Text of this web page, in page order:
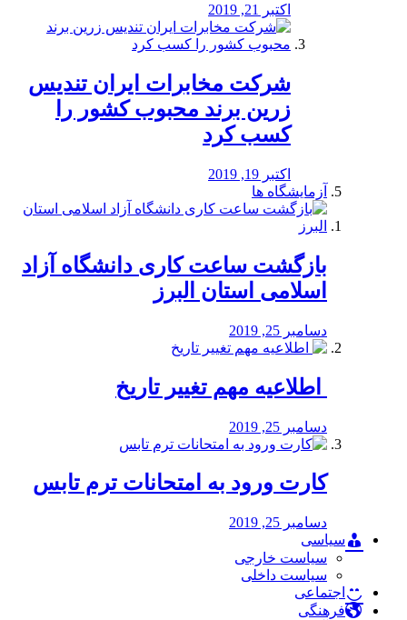
اکتبر 21, 2019
شرکت مخابرات ایران تندیس
زرین برند محبوب کشور را
کسب کرد
اکتبر 19, 2019
آزمایشگاه ها
بازگشت ساعت کاری دانشگاه آزاد
اسلامی استان البرز
دسامبر 25, 2019
️ اطلاعیه مهم تغییر تاریخ
دسامبر 25, 2019
کارت ورود به امتحانات ترم تابس
دسامبر 25, 2019
سیاسی
سیاست خارجی
سیاست داخلی
اجتماعی
فرهنگی